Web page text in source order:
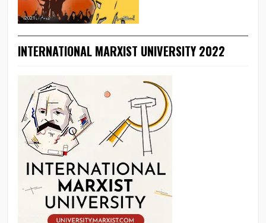
INTERNATIONAL MARXIST UNIVERSITY 2022